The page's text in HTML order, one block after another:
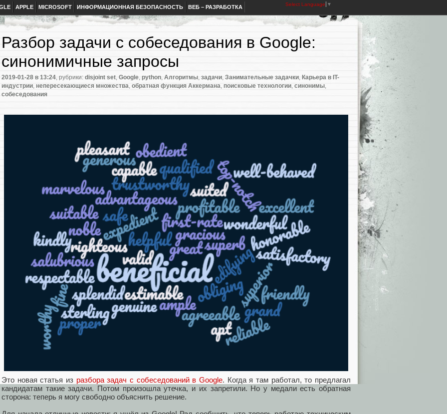
APPLE MICROSOFT ИНФОРМАЦИОННАЯ БЕЗОПАСНОСТЬ ВЕБ – РАЗРАБОТКА Select Language ▼
Разбор задачи с собеседования в Google:
синонимичные запросы
2019-01-28 в 13:24, рубрики: disjoint set, Google, python, Алгоритмы, задачи, Занимательные задачки, Карьера в IT-
индустрии, непересекающиеся множества, обратная функция Аккермана, поисковые технологии, синонимы,
собеседования
Это новая статья из разбора задач с собеседований в Google. Когда я там работал, то предлагал
кандидатам такие задачи. Потом произошла утечка, и их запретили. Но у медали есть обратная
сторона: теперь я могу свободно объяснить решение.